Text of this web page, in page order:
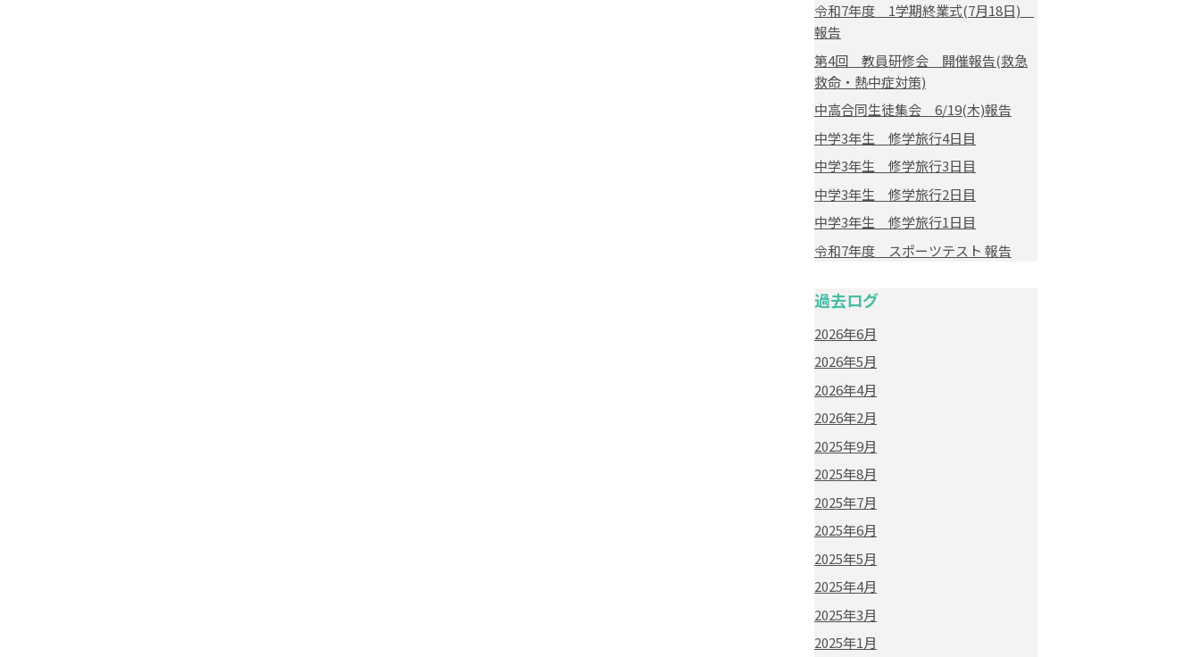
令和7年度 1学期終業式(7月18日)
報告
第4回 教員研修会 開催報告(救急
救命・熱中症対策)
中高合同生徒集会 6/19(木)報告
中学3年生 修学旅行4日目
中学3年生 修学旅行3日目
中学3年生 修学旅行2日目
中学3年生 修学旅行1日目
令和7年度 スポーツテスト 報告
過去ログ
2026年6月
2026年5月
2026年4月
2026年2月
2025年9月
2025年8月
2025年7月
2025年6月
2025年5月
2025年4月
2025年3月
2025年1月